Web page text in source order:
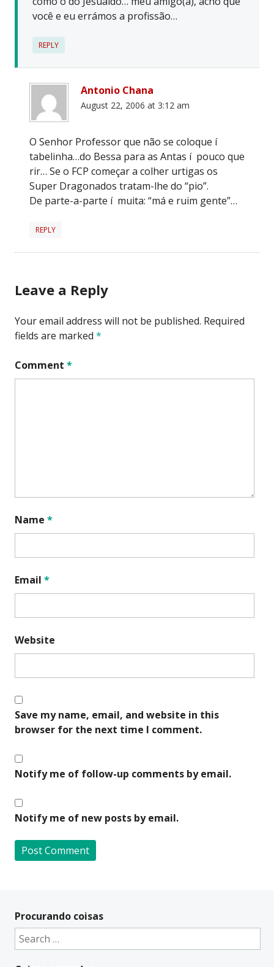
você e eu errámos a profissão…
REPLY
Antonio Chana
August 22, 2006 at 3:12 am
O Senhor Professor que não se coloque í
tabelinha…do Bessa para as Antas í pouco que
rir… Se o FCP começar a colher urtigas os
Super Dragonados tratam-lhe do “pio”.
De parte-a-parte í muita: “má e ruim gente”…
REPLY
Leave a Reply
Your email address will not be published. Required
fields are marked *
Comment *
Name *
Email *
Website
Save my name, email, and website in this
browser for the next time I comment.
Notify me of follow-up comments by email.
Notify me of new posts by email.
t
e
Procurando coisas
Search
for: